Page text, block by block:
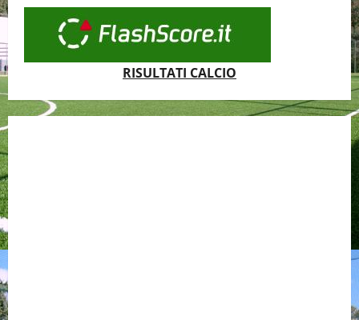
RISULTATI CALCIO